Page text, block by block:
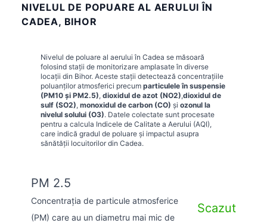
NIVELUL DE POPUARE AL AERULUI ÎN
CADEA, BIHOR
Nivelul de poluare al aerului în Cadea se măsoară
folosind stații de monitorizare amplasate în diverse
locații din Bihor. Aceste stații detectează concentrațiile
poluanților atmosferici precum particulele în suspensie
(PM10 și PM2.5), dioxidul de azot (NO2),dioxidul de
sulf (SO2), monoxidul de carbon (CO) și ozonul la
nivelul solului (O3). Datele colectate sunt procesate
pentru a calcula Indicele de Calitate a Aerului (AQI),
care indică gradul de poluare și impactul asupra
sănătății locuitorilor din Cadea.
PM 2.5
Concentrația de particule atmosferice
(PM) care au un diametru mai mic de
Scazut